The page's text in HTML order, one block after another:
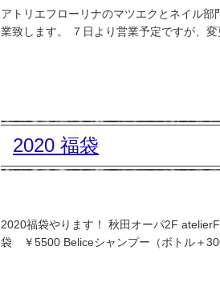
アトリエフローリナのマツエクとネイル
業致します。 ７日より営業予定ですが、
2020 福袋
2020福袋やります！ 秋田オーパ2F
袋 ￥5500 Beliceシャンプー（ボトル＋